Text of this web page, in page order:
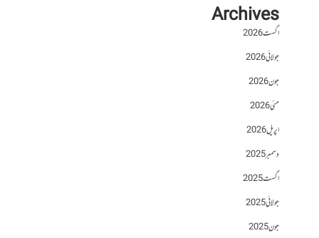
Archives
اگست 2026
جولائی 2026
جون 2026
مئی 2026
اپریل 2026
دسمبر 2025
اگست 2025
جولائی 2025
جون 2025